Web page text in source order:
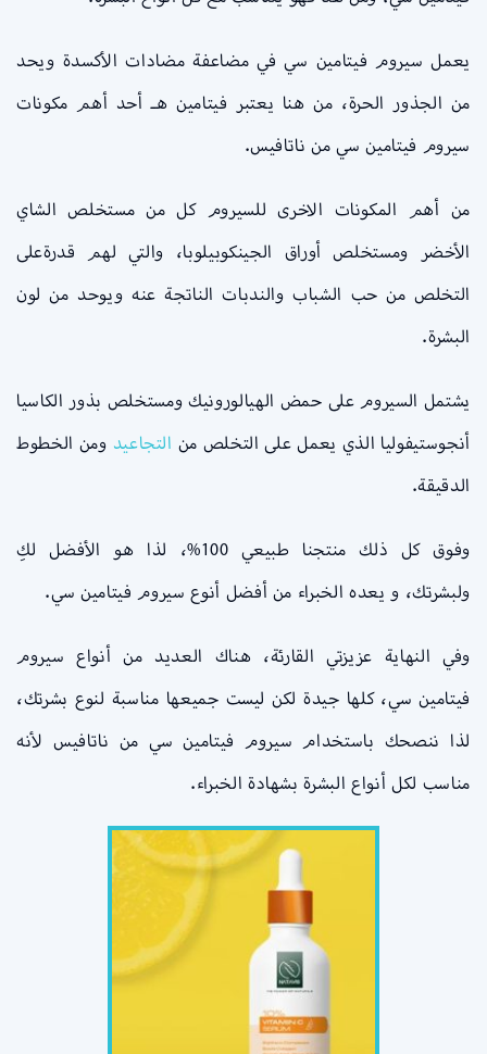
يعمل سيروم فيتامين سي في مضاعفة مضادات الأكسدة ويحد
من الجذور الحرة، من هنا يعتبر فيتامين هـ أحد أهم مكونات
سيروم فيتامين سي من ناتافيس.
من أهم المكونات الاخرى للسيروم كل من مستخلص الشاي
الأخضر ومستخلص أوراق الجينكوبيلوبا، والتي لهم قدرةعلى
التخلص من حب الشباب والندبات الناتجة عنه ويوحد من لون
البشرة.
يشتمل السيروم على حمض الهيالورونيك ومستخلص بذور الكاسيا
أنجوستيفوليا الذي يعمل على التخلص من التجاعيد ومن الخطوط
الدقيقة.
وفوق كل ذلك منتجنا طبيعي 100%، لذا هو الأفضل لكِ
ولبشرتك، و يعده الخبراء من أفضل أنوع سيروم فيتامين سي.
وفي النهاية عزيزتي القارئة، هناك العديد من أنواع سيروم
فيتامين سي، كلها جيدة لكن ليست جميعها مناسبة لنوع بشرتك،
لذا ننصحك باستخدام سيروم فيتامين سي من ناتافيس لأنه
مناسب لكل أنواع البشرة بشهادة الخبراء.